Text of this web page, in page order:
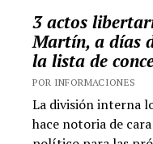
3 actos
Martín, a días
la lista de
POR INFORMACIONES
La división interna
hace notoria de